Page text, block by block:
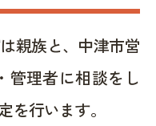
親族と、中津市営
管理者に相談をし
を行います。